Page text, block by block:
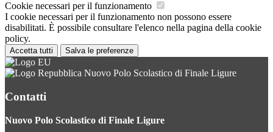
Cookie necessari per il funzionamento
I cookie necessari per il funzionamento non possono essere
disabilitati. È possibile consultare l'elenco nella pagina della cookie
policy.
Accetta tutti Salva le preferenze
Nuovo Polo Scolastico di Finale Ligure
Contatti
Nuovo Polo Scolastico di Finale Ligure